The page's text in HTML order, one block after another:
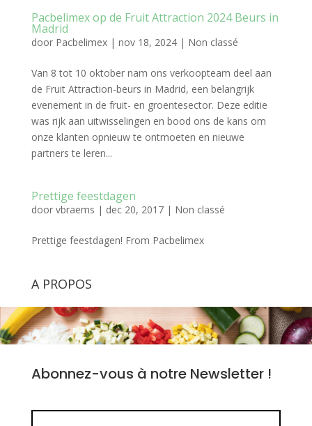
Pacbelimex op de Fruit Attraction 2024 Beurs in
Madrid
door Pacbelimex| nov 18, 2024| Non classé
Van 8 tot 10 oktober nam ons verkoopteam deel aan
de Fruit Attraction-beurs in Madrid, een belangrijk
evenement in de fruit- en groentesector. Deze editie
was rijk aan uitwisselingen en bood ons de kans om
onze klanten opnieuw te ontmoeten en nieuwe
partners te leren...
Prettige feestdagen
door vbraems | dec 20, 2017| Non classé
Prettige feestdagen! From Pacbelimex
A PROPOS
Abonnez-vous à notre Newsletter !